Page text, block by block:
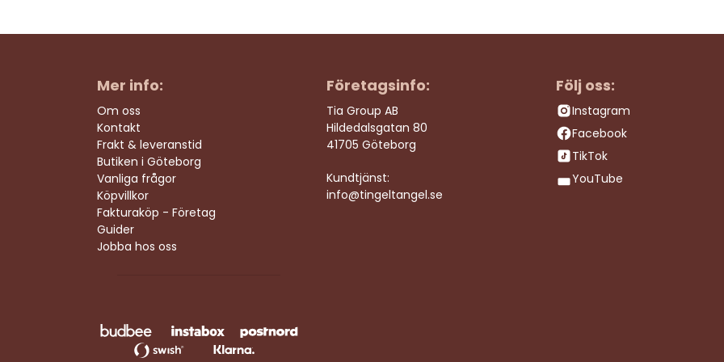
Mer info:
Om oss
Kontakt
Frakt & leveranstid
Butiken i Göteborg
Vanliga frågor
Köpvillkor
Fakturaköp - Företag
Guider
Jobba hos oss
Företagsinfo:
Tia Group AB
Hildedalsgatan 80
41705 Göteborg
Kundtjänst:
info@tingeltangel.se
Följ oss:
Instagram
Facebook
TikTok
YouTube